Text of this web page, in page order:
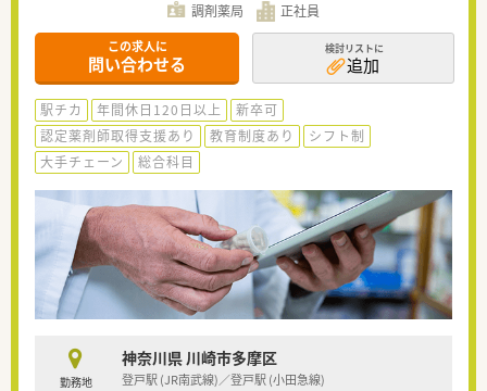
調剤薬局 正社員
この求人に
問い合わせる
検討リストに
追加
駅チカ 年間休日120日以上
新卒可
認定薬剤師取得支援あり
教育制度あり
シフト制
大手チェーン
総合科目
勤務地
神奈川県 川崎市多摩区
登戸駅 (JR南武線)／登戸駅 (小田急線)